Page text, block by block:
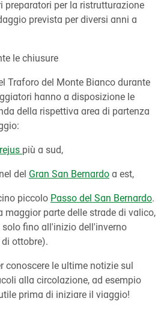
preparatori per la ristrutturazione
prevista per diversi anni a
le chiusure
Traforo del Monte Bianco durante
hanno a disposizione le
della rispettiva area di partenza
più a sud,
del Gran San Bernardo a est,
piccolo Passo del San Bernardo.
maggior parte delle strade di valico,
solo fino all'inizio dell'inverno
ottobre).
conoscere le ultime notizie sul
alla circolazione, ad esempio
prima di iniziare il viaggio!